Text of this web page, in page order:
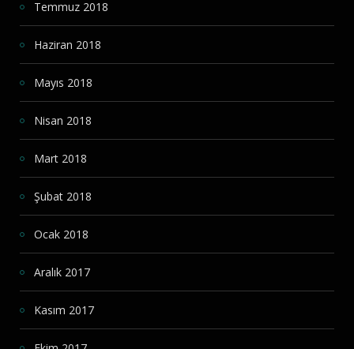
Temmuz 2018
Haziran 2018
Mayıs 2018
Nisan 2018
Mart 2018
Şubat 2018
Ocak 2018
Aralık 2017
Kasım 2017